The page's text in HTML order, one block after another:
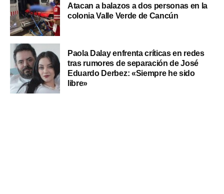
Atacan a balazos a dos personas en la
colonia Valle Verde de Cancún
Paola Dalay enfrenta críticas en redes
tras rumores de separación de José
Eduardo Derbez: «Siempre he sido
libre»